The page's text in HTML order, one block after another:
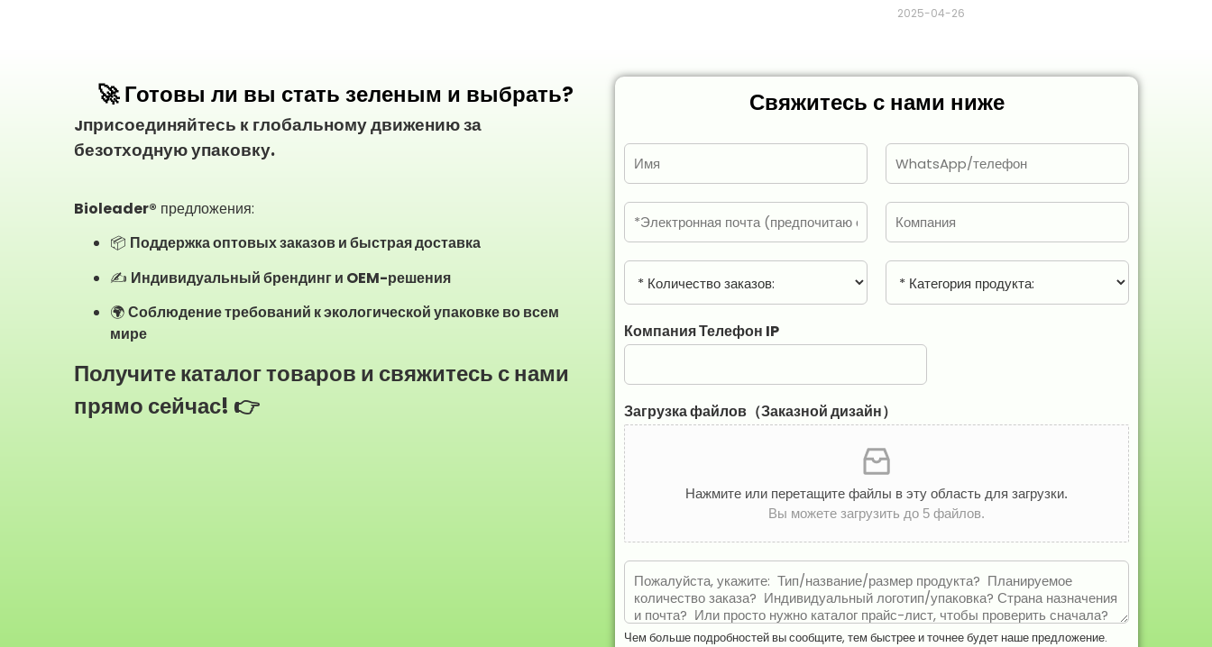
2025-04-26
🚀 Готовы ли вы стать зеленым и выбрать?
Jприсоединяйтесь к глобальному движению за
безотходную упаковку.
Bioleader® предложения:
📦 Поддержка оптовых заказов и быстрая доставка
✍️ Индивидуальный брендинг и OEM-решения
🌍Соблюдение требований к экологической упаковке во всем
мире
Получите каталог товаров и свяжитесь с нами
прямо сейчас! 👉
Свяжитесь с нами ниже
И
я
*
Т
л
е
ф
о
н
Э
е
к
р
н
н
я
п
о
ч
т
а
*
К
м
п
н
З
к
а
з
о
и
ч
е
с
т
в
о
*
К
т
г
я
п
р
о
у
к
т
а
:
*
Компания Телефон IP
Загрузка файлов（Заказной дизайн）
Нажмите или перетащите файлы в эту область для загрузки.
Вы можете загрузить до 5 файлов.
С
б
щ
Чем больше подробностей вы сообщите, тем быстрее и точнее будет наше предложение.